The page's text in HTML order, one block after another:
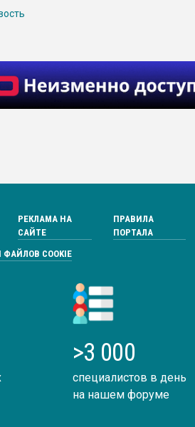
РЕКЛАМА НА
САЙТЕ
ПРАВИЛА
ПОРТАЛА
COOKIE
>3 000
специалистов в день
на нашем форуме